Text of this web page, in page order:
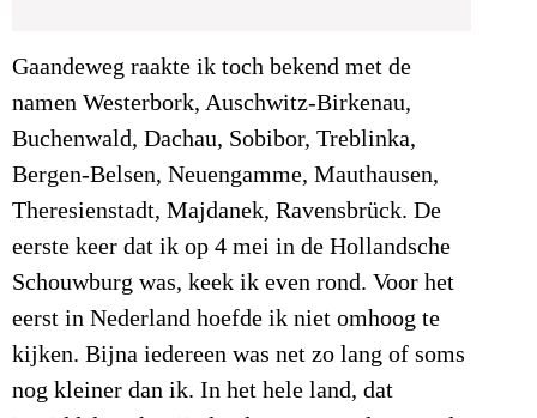
Gaandeweg raakte ik toch bekend met de
namen Westerbork, Auschwitz-Birkenau,
Buchenwald, Dachau, Sobibor, Treblinka,
Bergen-Belsen, Neuengamme, Mauthausen,
Theresienstadt, Majdanek, Ravensbrück. De
eerste keer dat ik op 4 mei in de Hollandsche
Schouwburg was, keek ik even rond. Voor het
eerst in Nederland hoefde ik niet omhoog te
kijken. Bijna iedereen was net zo lang of soms
nog kleiner dan ik. In het hele land, dat